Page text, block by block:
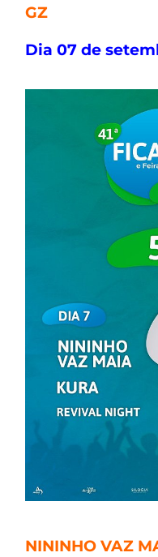
GZ
Dia 07 de
NININHO VAZ